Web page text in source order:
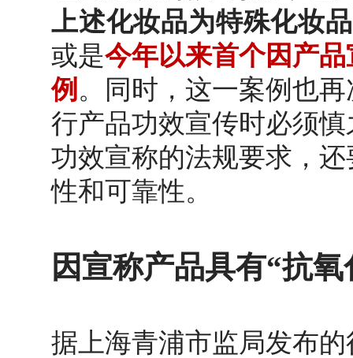
上述化妆品为特殊化妆
或是今年以来首个因产
例 。同时，这一案例也
行产品功效宣传时必须
功效宣称的法规要求，
性和可靠性。
因宣称产品具有“抗
据上海青浦市监局发布